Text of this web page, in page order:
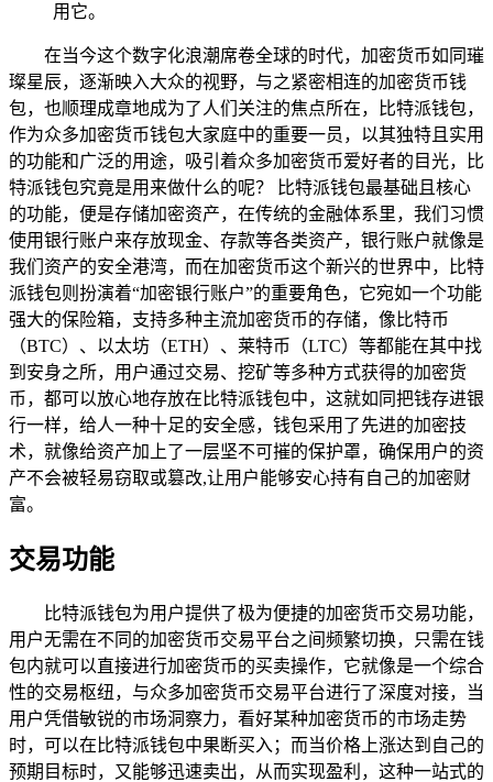
用它。
在当今这个数字化浪潮席卷全球的时代，加密货币如同璀
璨星辰，逐渐映入大众的视野，与之紧密相连的加密货币钱
包，也顺理成章地成为了人们关注的焦点所在，比特派钱包，
作为众多加密货币钱包大家庭中的重要一员，以其独特且实用
的功能和广泛的用途，吸引着众多加密货币爱好者的目光，比
特派钱包究竟是用来做什么的呢？ 比特派钱包最基础且核心
的功能，便是存储加密资产，在传统的金融体系里，我们习惯
使用银行账户来存放现金、存款等各类资产，银行账户就像是
我们资产的安全港湾，而在加密货币这个新兴的世界中，比特
派钱包则扮演着“加密银行账户”的重要角色，它宛如一个功能
强大的保险箱，支持多种主流加密货币的存储，像比特币
（BTC）、以太坊（ETH）、莱特币（LTC）等都能在其中找
到安身之所，用户通过交易、挖矿等多种方式获得的加密货
币，都可以放心地存放在比特派钱包中，这就如同把钱存进银
行一样，给人一种十足的安全感，钱包采用了先进的加密技
术，就像给资产加上了一层坚不可摧的保护罩，确保用户的资
产不会被轻易窃取或篡改,让用户能够安心持有自己的加密财
富。
交易功能
比特派钱包为用户提供了极为便捷的加密货币交易功能，
用户无需在不同的加密货币交易平台之间频繁切换，只需在钱
包内就可以直接进行加密货币的买卖操作，它就像是一个综合
性的交易枢纽，与众多加密货币交易平台进行了深度对接，当
用户凭借敏锐的市场洞察力，看好某种加密货币的市场走势
时，可以在比特派钱包中果断买入；而当价格上涨达到自己的
预期目标时，又能够迅速卖出，从而实现盈利，这种一站式的